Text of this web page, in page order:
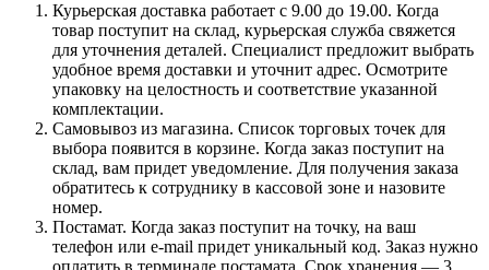
Курьерская доставка работает с 9.00 до 19.00. Когда
товар поступит на склад, курьерская служба свяжется
для уточнения деталей. Специалист предложит выбрать
удобное время доставки и уточнит адрес. Осмотрите
упаковку на целостность и соответствие указанной
комплектации.
Самовывоз из магазина. Список торговых точек для
выбора появится в корзине. Когда заказ поступит на
склад, вам придет уведомление. Для получения заказа
обратитесь к сотруднику в кассовой зоне и назовите
номер.
Постамат. Когда заказ поступит на точку, на ваш
телефон или e-mail придет уникальный код. Заказ нужно